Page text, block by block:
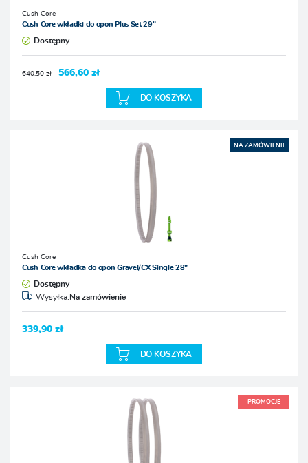
Cush Core
Cush Core wkładki do opon Plus Set 29"
Dostępny
640,50 zł 566,60 zł
DO KOSZYKA
NA ZAMÓWIENIE
Cush Core
Cush Core wkładka do opon Gravel/CX Single 28"
Dostępny
Wysyłka: Na zamówienie
339,90 zł
DO KOSZYKA
PROMOCJE